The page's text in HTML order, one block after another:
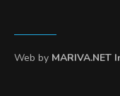
Web by